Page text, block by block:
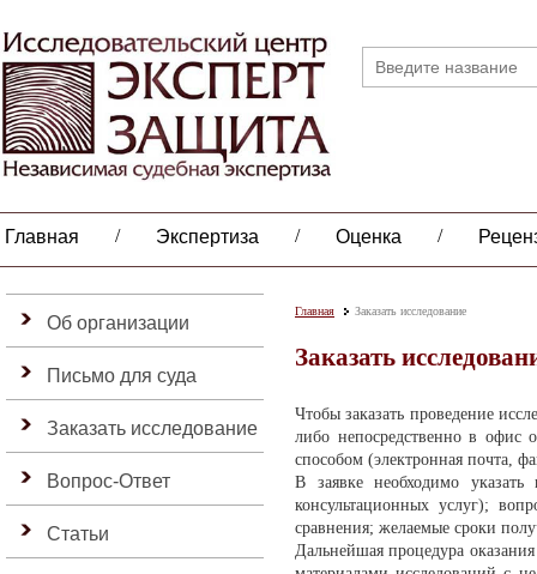
Главная / Экспертиза / Оценка /
Об организации
Письмо для суда
Заказать исследование
Вопрос-Ответ
Статьи
Главная Заказать исследование
Заказать
Чтобы заказать проведение
либо непосредственно в офис
способом (электронная почта,
В заявке необходимо указать
консультационных услуг);
сравнения; желаемые сроки
Дальнейшая процедура